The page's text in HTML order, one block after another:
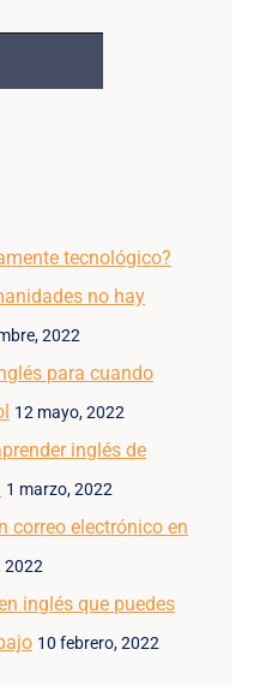
tecnológico?
no hay
2022
para cuando
12 mayo, 2022
inglés de
1 marzo, 2022
correo electrónico en
2022
inglés que puedes
10 febrero, 2022